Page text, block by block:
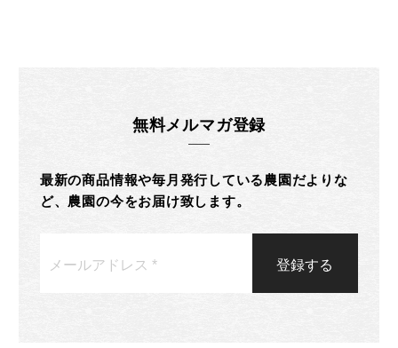
無料メルマガ登録
最新の商品情報や毎月発行している農園だよりな
ど、農園の今をお届け致します。